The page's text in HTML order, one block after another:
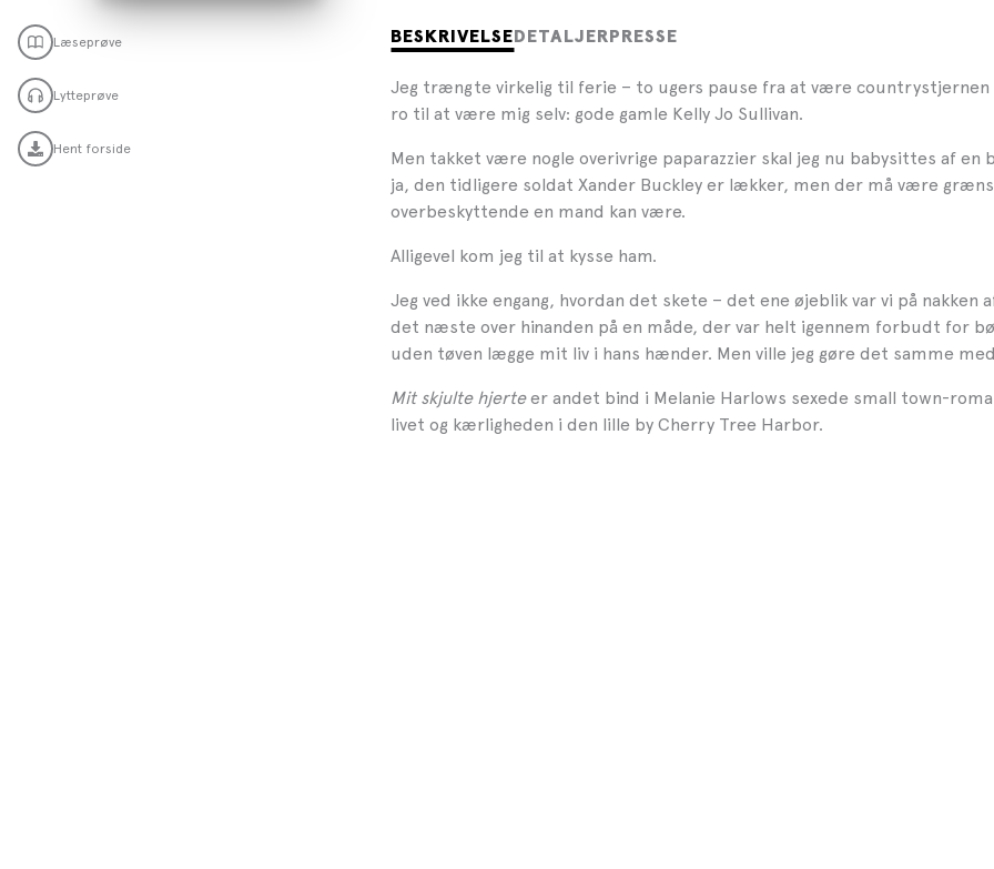
Læseprøve
Lytteprøve
Hent forside
BESKRIVELSE DETALJER PRESSE
Jeg trængte virkelig til ferie – to ugers pause fra at være countrystjernen
ro til at være mig selv: gode gamle Kelly Jo Sullivan.
Men takket være nogle overivrige paparazzier skal jeg nu babysittes af en
ja, den tidligere soldat Xander Buckley er lækker, men der må være
overbeskyttende en mand kan være.
Alligevel kom jeg til at kysse ham.
Jeg ved ikke engang, hvordan det skete – det ene øjeblik var vi på nakken
det næste over hinanden på en måde, der var helt igennem forbudt for
uden tøven lægge mit liv i hans hænder. Men ville jeg gøre det samme
Mit skjulte hjerteer andet bind i Melanie Harlows sexede small town-
livet og kærligheden i den lille by Cherry Tree Harbor.